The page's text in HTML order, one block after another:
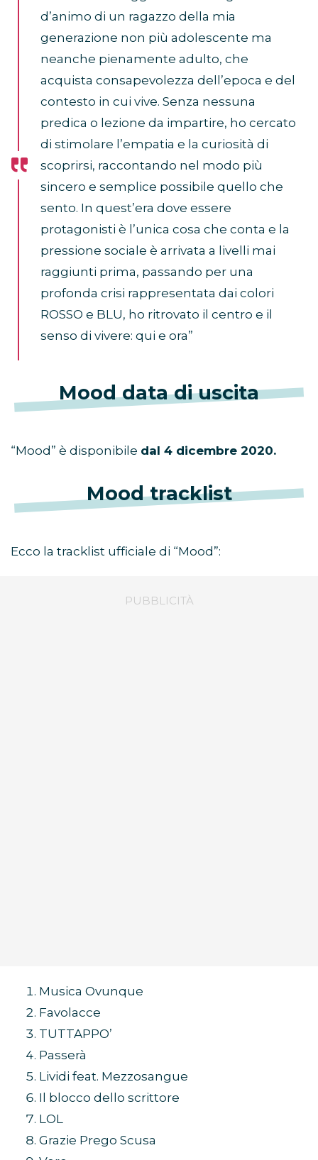
d’animo di un ragazzo della mia
generazione non più adolescente ma
neanche pienamente adulto, che
acquista consapevolezza dell’epoca e del
contesto in cui vive. Senza nessuna
predica o lezione da impartire, ho cercato
di stimolare l’empatia e la curiosità di
scoprirsi, raccontando nel modo più
sincero e semplice possibile quello che
sento. In quest’era dove essere
protagonisti è l’unica cosa che conta e la
pressione sociale è arrivata a livelli mai
raggiunti prima, passando per una
profonda crisi rappresentata dai colori
ROSSO e BLU, ho ritrovato il centro e il
senso di vivere: qui e ora”
Mood data di uscita
“Mood” è disponibile dal 4 dicembre 2020.
Mood tracklist
Ecco la tracklist ufficiale di “Mood”:
Musica Ovunque
Favolacce
TUTTAPPO’
Passerà
Lividi feat. Mezzosangue
Il blocco dello scrittore
LOL
Grazie Prego Scusa